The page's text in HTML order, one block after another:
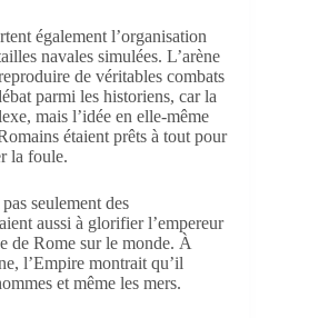
également l’organisation
navales simulées. L’arène
de véritables combats
parmi les historiens, car la
mais l’idée en elle-même
étaient prêts à tout pour
la foule.
seulement des
aussi à glorifier l’empereur
de Rome sur le monde. À
l’Empire montrait qu’il
et même les mers.